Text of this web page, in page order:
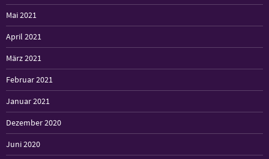
Mai 2021
April 2021
März 2021
Februar 2021
Januar 2021
Dezember 2020
Juni 2020